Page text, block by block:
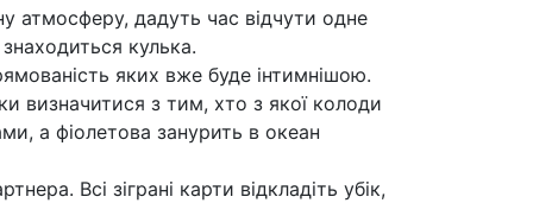
атмосферу, дадуть час відчути одне
кулька.
яких вже буде інтимнішою.
визначитися з тим, хто з якої колоди
а фіолетова занурить в океан
Всі зіграні карти відкладіть убік,